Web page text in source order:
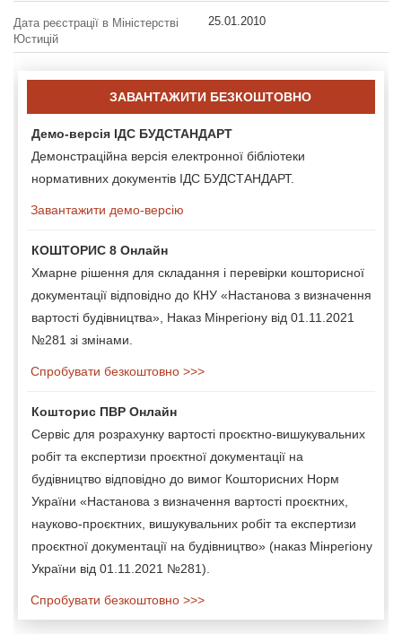
Дата реєстрації в Міністерстві
Юстицій
25.01.2010
ЗАВАНТАЖИТИ БЕЗКОШТОВНО
Демо-версія ІДС БУДСТАНДАРТ
Демонстраційна версія електронної бібліотеки
нормативних документів ІДС БУДСТАНДАРТ.
Завантажити демо-версію
КОШТОРИС 8 Онлайн
Хмарне рішення для складання і перевірки кошторисної
документації відповідно до КНУ «Настанова з визначення
вартості будівництва», Наказ Мінрегіону від 01.11.2021
№281 зі змінами.
Спробувати безкоштовно >>>
Кошторис ПВР Онлайн
Сервіс для розрахунку вартості проєктно-вишукувальних
робіт та експертизи проєктної документації на
будівництво відповідно до вимог Кошторисних Норм
України «Настанова з визначення вартості проєктних,
науково-проєктних, вишукувальних робіт та експертизи
проєктної документації на будівництво» (наказ Мінрегіону
України від 01.11.2021 №281).
Спробувати безкоштовно >>>